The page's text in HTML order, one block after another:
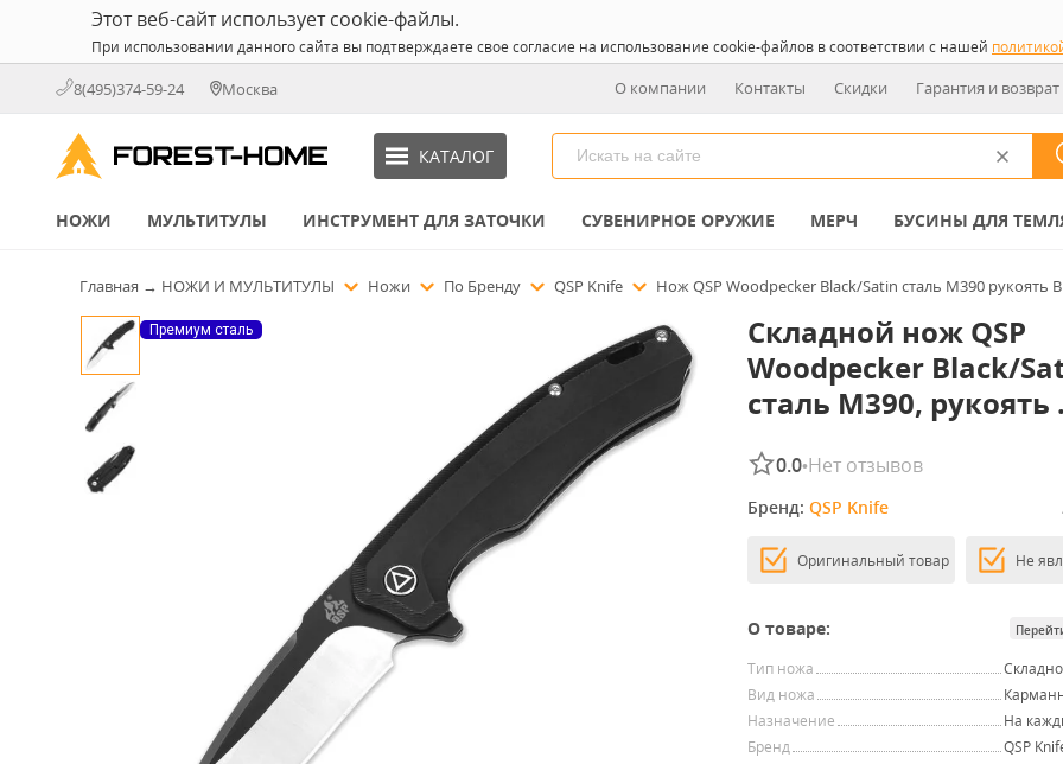
Этот веб-сайт использует cookie-файлы.
При использовании данного сайта вы подтверждаете свое согласие на использование cookie-файлов в соответствии с нашей
8(495)374-59-24 Москва О компании Контакты Скидки Гарантия и возврат
КАТАЛОГ
НОЖИ МУЛЬТИТУЛЫ ИНСТРУМЕНТ ДЛЯ ЗАТОЧКИ СУВЕНИРНОЕ ОРУЖИЕ МЕРЧ БУСИНЫ ДЛЯ
Главная → НОЖИ И МУЛЬТИТУЛЫ Ножи По Бренду QSP Knife Нож QSP Woodpecker Black/Satin сталь M390 рукоять
Премиум сталь
Складной нож QSP
Woodpecker Black/
сталь M390, рукоять
0.0•Нет отзывов
Бренд: QSP Knife
Оригинальный товар Не
О товаре:
Тип ножа
Вид ножа
Назначение
На
Бренд
QSP